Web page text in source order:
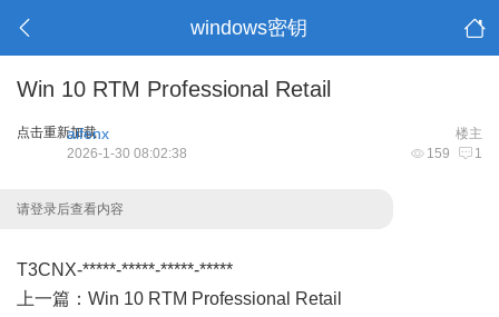
windows密钥
Win 10 RTM Professional Retail
点击重新加载 楼主
aifenx
159 1
2026-1-30 08:02:38
请登录后查看内容
T3CNX-*****-*****-*****-*****
上一篇： Win 10 RTM Professional Retail